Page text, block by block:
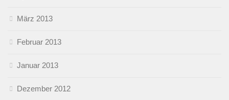
März 2013
Februar 2013
Januar 2013
Dezember 2012